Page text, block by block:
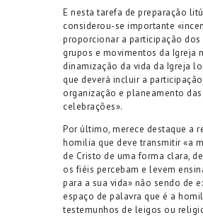
E nesta tarefa de preparação
considerou-se importante
proporcionar a participação dos
grupos e movimentos da Igreja
dinamização da vida da Igreja
que deverá incluir a
organização e planeamento das
celebrações».
Por último, merece destaque a
homilia que deve transmitir «a
de Cristo de uma forma clara,
os fiéis percebam e levem
para a sua vida» não sendo de
espaço de palavra que é a
testemunhos de leigos ou